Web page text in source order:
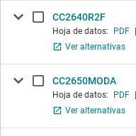
CC2640R2F
Hoja de datos: PDF
Ver alternativas
CC2650MODA
Hoja de datos: PDF
Ver alternativas